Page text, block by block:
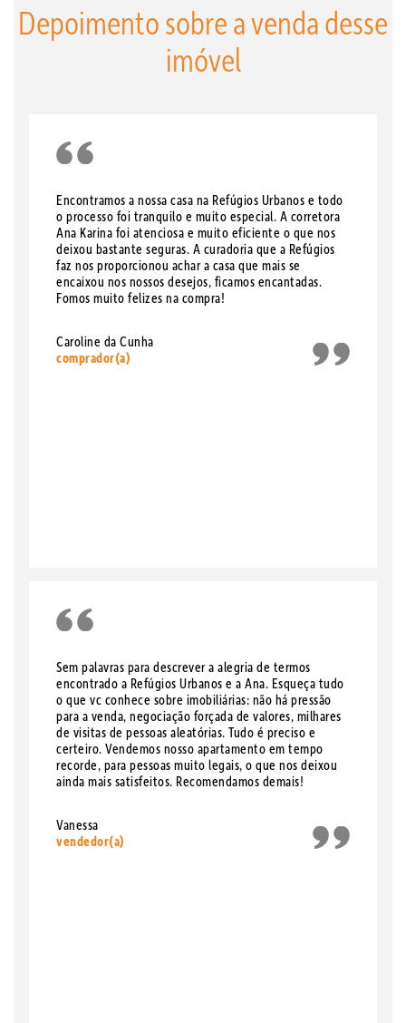
Depoimento sobre a venda desse
imóvel
Encontramos a nossa casa na Refúgios Urbanos e todo
o processo foi tranquilo e muito especial. A corretora
Ana Karina foi atenciosa e muito eficiente o que nos
deixou bastante seguras. A curadoria que a Refúgios
faz nos proporcionou achar a casa que mais se
encaixou nos nossos desejos, ficamos encantadas.
Fomos muito felizes na compra!
Caroline da Cunha
comprador(a)
Sem palavras para descrever a alegria de termos
encontrado a Refúgios Urbanos e a Ana. Esqueça tudo
o que vc conhece sobre imobiliárias: não há pressão
para a venda, negociação forçada de valores, milhares
de visitas de pessoas aleatórias. Tudo é preciso e
certeiro. Vendemos nosso apartamento em tempo
recorde, para pessoas muito legais, o que nos deixou
ainda mais satisfeitos. Recomendamos demais!
Vanessa
vendedor(a)